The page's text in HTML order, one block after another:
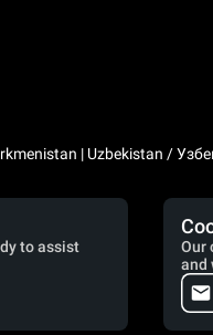
| Uzbekistan /
to assist
Our
and